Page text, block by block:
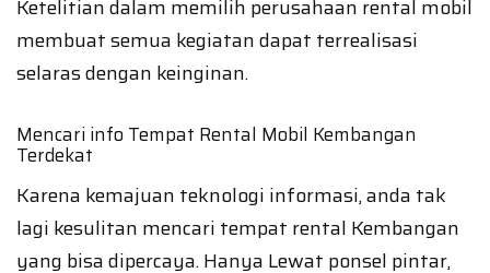
Ketelitian dalam memilih perusahaan rental mobil
membuat semua kegiatan dapat terrealisasi
selaras dengan keinginan.
Mencari info Tempat Rental Mobil Kembangan
Terdekat
Karena kemajuan teknologi informasi, anda tak
lagi kesulitan mencari tempat rental Kembangan
yang bisa dipercaya. Hanya Lewat ponsel pintar,